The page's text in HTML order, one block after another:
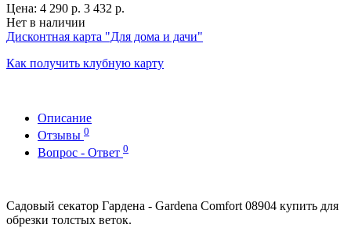
Цена: 4 290 р. 3 432 р.
Нет в наличии
Дисконтная карта "Для дома и дачи"
Как получить клубную карту
Описание
Отзывы 0
Вопрос - Ответ 0
Садовый секатор Гардена - Gardena Comfort 08904 купить для
обрезки толстых веток.